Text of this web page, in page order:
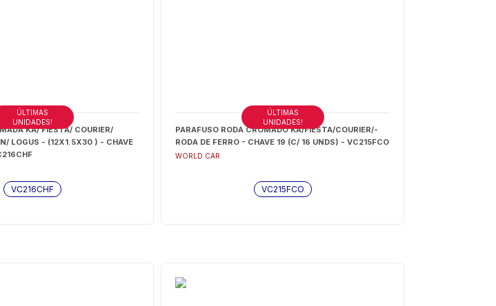
KA/ FIESTA/ COURIER/
LOGUS - (12X1.5X30 ) - CHAVE
ÚLTIMAS
UNIDADES!
VC216CHF
PARAFUSO RODA CROMADO KA/FIESTA/COURIER/-
RODA DE FERRO - CHAVE 19 (C/ 16 UNDS) - VC215FCO
WORLD CAR
ÚLTIMAS
UNIDADES!
VC215FCO